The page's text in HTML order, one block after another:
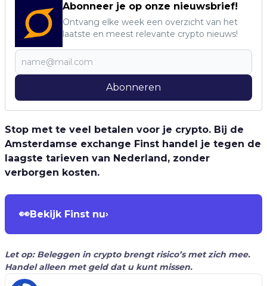
Abonneer je op onze nieuwsbrief!
Ontvang elke week een overzicht van het
laatste en meest relevante crypto nieuws!
Abonneren
Stop met te veel betalen voor je crypto. Bij de
Amsterdamse exchange Finst handel je tegen de
laagste tarieven van Nederland, zonder
verborgen kosten.
👀Bekijk Finst nu›
Let op: Beleggen in crypto brengt risico’s met zich mee.
Handel alleen met geld dat u kunt missen.